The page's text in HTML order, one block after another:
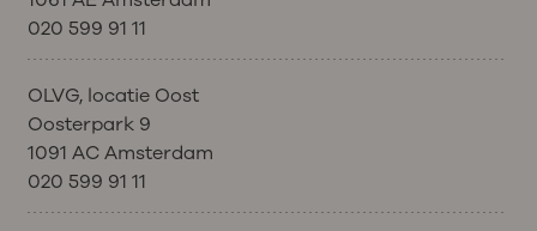
020 599 91 11
OLVG, locatie Oost
Oosterpark 9
1091 AC Amsterdam
020 599 91 11